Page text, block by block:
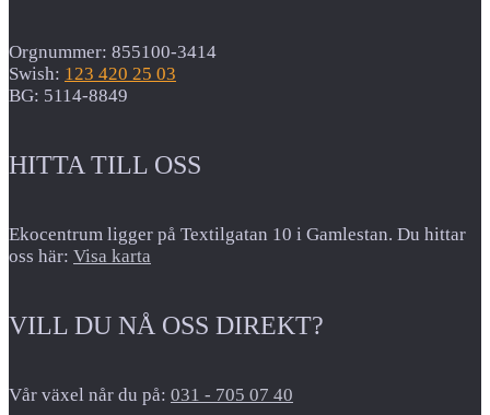
Orgnummer: 855100-3414
Swish: 123 420 25 03
BG: 5114-8849
HITTA TILL OSS
Ekocentrum ligger på Textilgatan 10 i Gamlestan. Du hittar
oss här: Visa karta
VILL DU NÅ OSS DIREKT?
Vår växel når du på: 031 - 705 07 40